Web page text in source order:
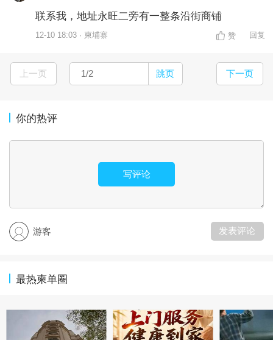
联系我，地址永旺二旁有一整条沿街商铺
12-10 18:03 · 柬埔寨 赞 回复
上一页 跳页 下一页
你的热评
写评论
游客 发表评论
最热柬单圈